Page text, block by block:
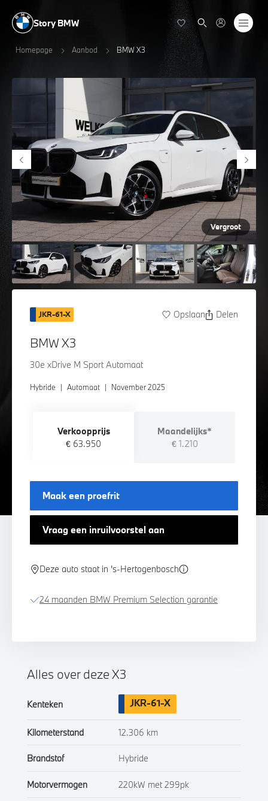
Story BMW
Homepage Aanbod BMW X3
Vergroot
JKR-61-X Opslaan Delen
BMW X3
30e xDrive M Sport Automaat
Hybride | Automaat | November 2025
Verkoopprijs
€ 63.950
Maandelijks*
€ 1.210
Maak een proefrit
Vraag een inruilvoorstel aan
Deze auto staat in 's-Hertogenbosch
24 maanden BMW Premium Selection garantie
Alles over deze X3
Kenteken JKR-61-X
Kilometerstand 12.306 km
Brandstof Hybride
Motorvermogen 220kW met 299pk